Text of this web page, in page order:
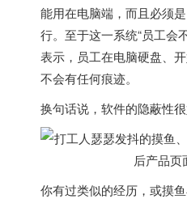
能用在电脑端，而且必须
行。至于这一系统“员工会
表示，员工在电脑硬盘、
不会有任何痕迹。
换句话说，软件的隐蔽性很
你有过类似的经历，或摸